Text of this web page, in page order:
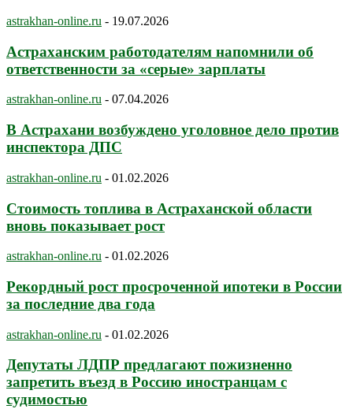
astrakhan-online.ru - 19.07.2026
Астраханским работодателям напомнили об
ответственности за «серые» зарплаты
astrakhan-online.ru - 07.04.2026
В Астрахани возбуждено уголовное дело против
инспектора ДПС
astrakhan-online.ru - 01.02.2026
Стоимость топлива в Астраханской области
вновь показывает рост
astrakhan-online.ru - 01.02.2026
Рекордный рост просроченной ипотеки в России
за последние два года
astrakhan-online.ru - 01.02.2026
Депутаты ЛДПР предлагают пожизненно
запретить въезд в Россию иностранцам с
судимостью